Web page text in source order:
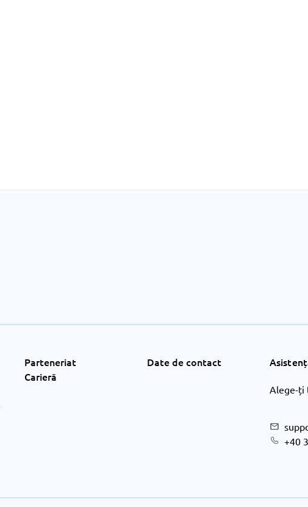
Parteneriat
Carieră
Date de contact
Alege-ți
+40